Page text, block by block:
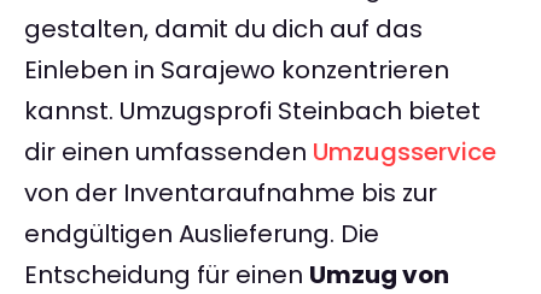
gestalten, damit du dich auf das
Einleben in Sarajewo konzentrieren
kannst. Umzugsprofi Steinbach bietet
dir einen umfassenden Umzugsservice
von der Inventaraufnahme bis zur
endgültigen Auslieferung. Die
Entscheidung für einen Umzug von